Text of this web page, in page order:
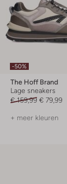
-50%
The Hoff Brand
Lage sneakers
€ 159,99 € 79,99
+ meer kleuren